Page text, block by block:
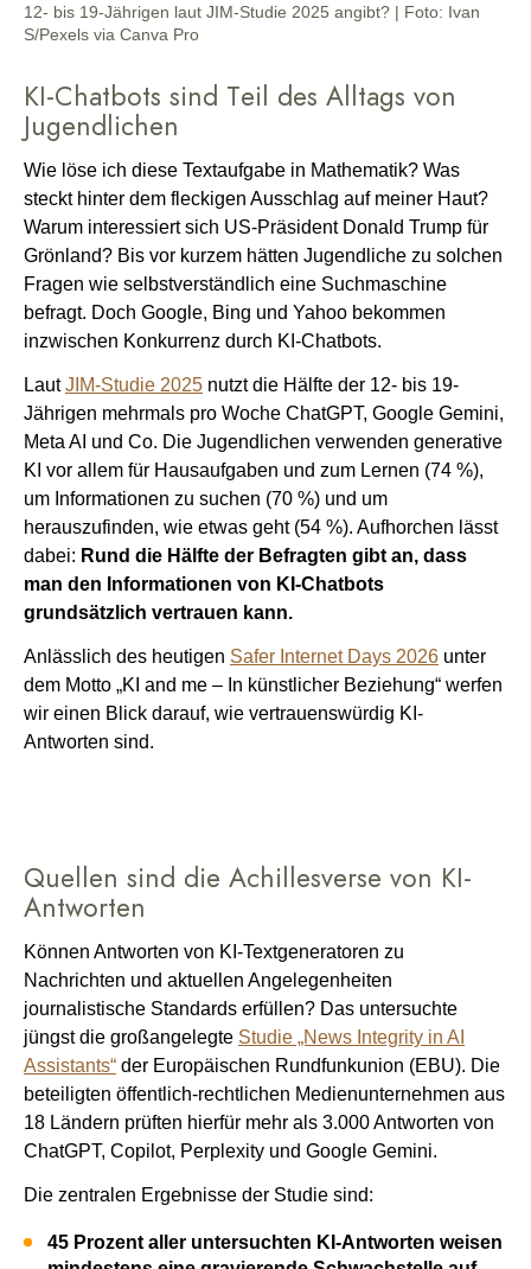
12- bis 19-Jährigen laut JIM-Studie 2025 angibt? | Foto: Ivan
S/Pexels via Canva Pro
KI-Chatbots sind Teil des Alltags von
Jugendlichen
Wie löse ich diese Textaufgabe in Mathematik? Was
steckt hinter dem fleckigen Ausschlag auf meiner Haut?
Warum interessiert sich US-Präsident Donald Trump für
Grönland? Bis vor kurzem hätten Jugendliche zu solchen
Fragen wie selbstverständlich eine Suchmaschine
befragt. Doch Google, Bing und Yahoo bekommen
inzwischen Konkurrenz durch KI-Chatbots.
LautJIM-Studie 2025 nutzt die Hälfte der 12- bis 19-
Jährigen mehrmals pro Woche ChatGPT, Google Gemini,
Meta AI und Co. Die Jugendlichen verwenden generative
KI vor allem für Hausaufgaben und zum Lernen (74 %),
um Informationen zu suchen (70 %) und um
herauszufinden, wie etwas geht (54 %). Aufhorchen lässt
dabei: Rund die Hälfte der Befragten gibt an, dass
man den Informationen von KI-Chatbots
grundsätzlich vertrauen kann.
Anlässlich des heutigen Safer Internet Days 2026 unter
dem Motto „KI and me – In künstlicher Beziehung“ werfen
wir einen Blick darauf, wie vertrauenswürdig KI-
Antworten sind.
Quellen sind die Achillesverse von KI-
Antworten
Können Antworten von KI-Textgeneratoren zu
Nachrichten und aktuellen Angelegenheiten
journalistische Standards erfüllen? Das untersuchte
jüngst die großangelegte Studie „News Integrity in AI
Assistants“ der Europäischen Rundfunkunion (EBU). Die
beteiligten öffentlich-rechtlichen Medienunternehmen aus
18 Ländern prüften hierfür mehr als 3.000 Antworten von
ChatGPT, Copilot, Perplexity und Google Gemini.
Die zentralen Ergebnisse der Studie sind:
45 Prozent aller untersuchten KI-Antworten weisen